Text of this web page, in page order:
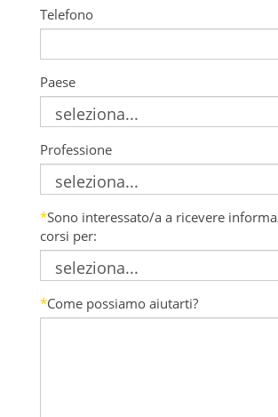
Telefono
Paese
Professione
*Sono interessato/a a ricevere
corsi per:
*Come possiamo aiutarti?